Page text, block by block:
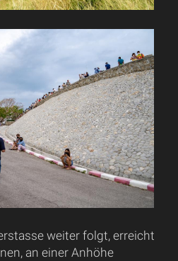
weiter folgt, erreicht
an einer Anhöhe